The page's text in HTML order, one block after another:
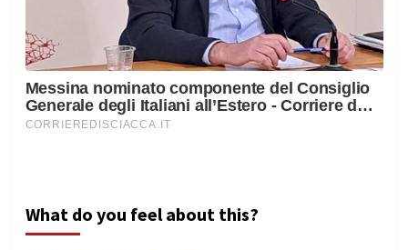
What do you feel about this?